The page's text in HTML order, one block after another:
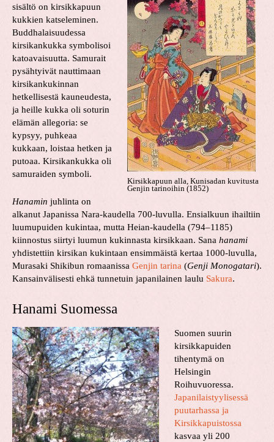
Kirsikkapuun alla, Kunisadan kuvitusta
Genjin tarinoihin (1852)
sisältö on kirsikkapuun
kukkien katseleminen.
Buddhalaisuudessa
kirsikankukka symbolisoi
katoavaisuutta. Samurait
pysähtyivät nauttimaan
kirsikankukinnan
hetkellisestä kauneudesta,
ja heille kukka oli soturin
elämän allegoria: se
kypsyy, puhkeaa
kukkaan, loistaa hetken ja
putoaa. Kirsikankukka oli
samuraiden symboli.
Hanamin juhlinta on
alkanut Japanissa Nara-kaudella 700-luvulla. Ensialkuun ihailtiin
luumupuiden kukintaa, mutta Heian-kaudella (794–1185)
kiinnostus siirtyi luumun kukinnasta kirsikkaan. Sana hanami
yhdistettiin kirsikan kukintaan ensimmäistä kertaa 1000-luvulla,
Murasaki Shikibun romaanissa Genjin tarina (Genji Monogatari).
Kansainvälisesti ehkä tunnetuin japanilainen laulu Sakura.
Hanami Suomessa
Suomen suurin
kirsikkapuiden
tihentymä on
Helsingin
Roihuvuoressa.
Japanilaistyylisessä
puutarhassa ja
Kirsikkapuistossa
kasvaa yli 200